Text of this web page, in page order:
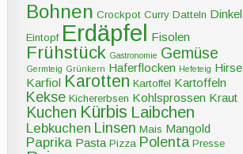
Bohnen Crockpot Curry Datteln Dinkel
Eintopf Erdäpfel Fisolen
Frühstück Gastronomie Gemüse
Germteig Grünkern Haferflocken Hefeteig Hirse
Karfiol Karotten Kartoffel Kartoffeln
Kekse Kichererbsen Kohlsprossen Kraut
Kuchen Kürbis Laibchen
Lebkuchen Linsen Mais Mangold
Paprika Pasta Pizza Polenta Presse